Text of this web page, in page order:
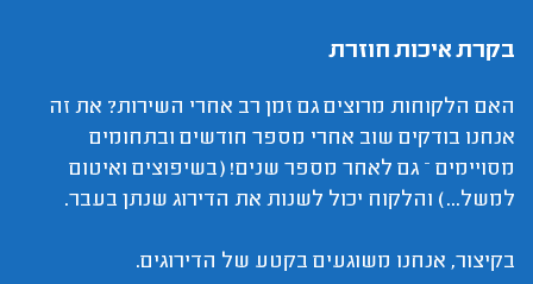
בקרת איכות חוזרת
האם הלקוחות מרוצים גם זמן רב אחרי השירות? את זה
אנחנו בודקים שוב אחרי מספר חודשים ובתחומים
מסויימים – גם לאחר מספר שנים! (בשיפוצים ואיטום
למשל...) והלקוח יכול לשנות את הדירוג שנתן בעבר.
בקיצור, אנחנו משוגעים בקטע של הדירוגים.